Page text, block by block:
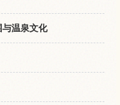
温泉文化